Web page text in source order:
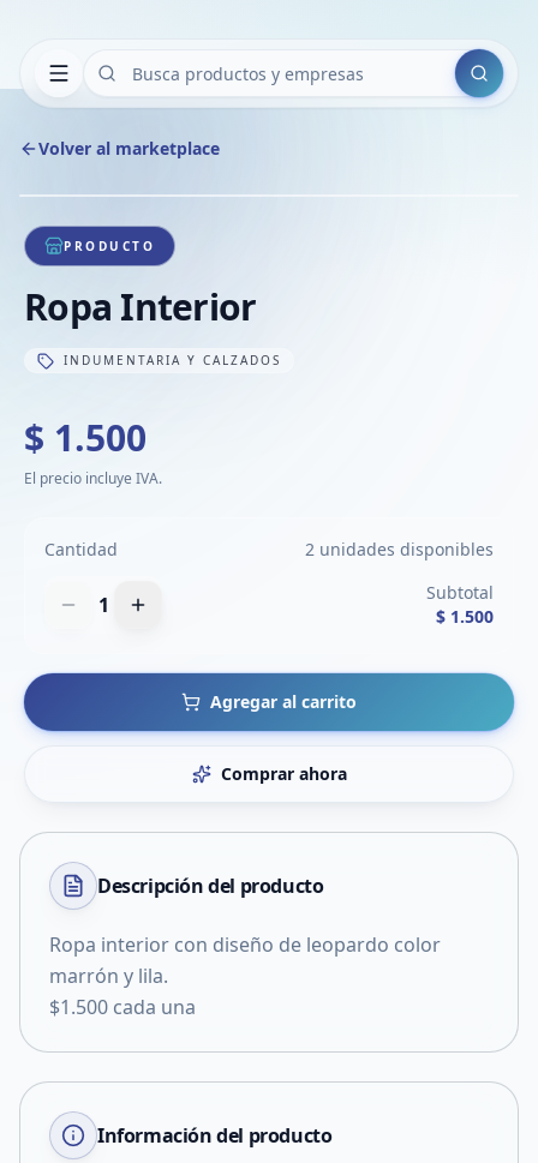
Buscar
Volver al marketplace
1/1
PRODUCTO
Ropa Interior
INDUMENTARIA Y CALZADOS
$ 1.500
El precio incluye IVA.
Cantidad 2 unidades disponibles
1
Subtotal
$ 1.500
Agregar al carrito
Comprar ahora
Descripción del producto
Ropa interior con diseño de leopardo color
marrón y lila.
$1.500 cada una
Información del producto